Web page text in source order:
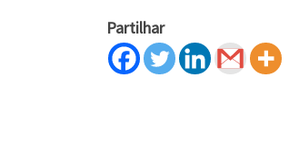
Partilhar